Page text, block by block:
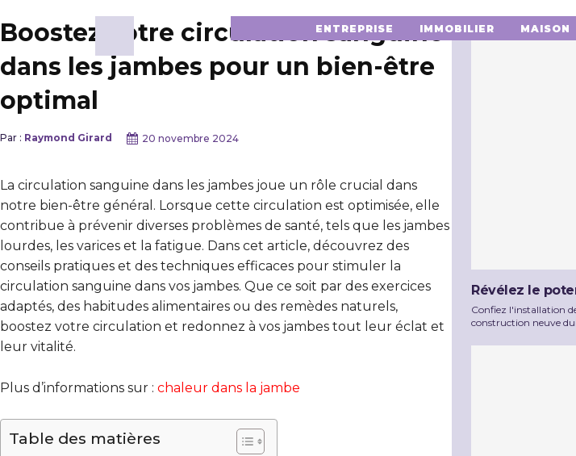
ENTREPRISE IMMOBILIER MAISON
Boostez votre circulation sanguine
dans les jambes pour un bien-être
optimal
Par : Raymond Girard 20 novembre 2024
La circulation sanguine dans les jambes joue un rôle crucial dans
notre bien-être général. Lorsque cette circulation est optimisée, elle
contribue à prévenir diverses problèmes de santé, tels que les jambes
lourdes, les varices et la fatigue. Dans cet article, découvrez des
conseils pratiques et des techniques efficaces pour stimuler la
circulation sanguine dans vos jambes. Que ce soit par des exercices
adaptés, des habitudes alimentaires ou des remèdes naturels,
boostez votre circulation et redonnez à vos jambes tout leur éclat et
leur vitalité.
Plus d’informations sur : chaleur dans la jambe
Table des matières
Révélez le
Confiez l'installation
construction neuve